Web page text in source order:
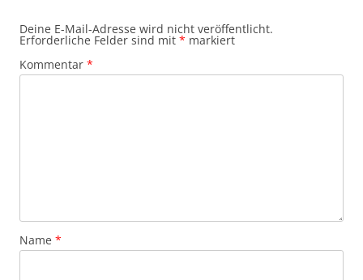
Deine E-Mail-Adresse wird nicht veröffentlicht.
Erforderliche Felder sind mit * markiert
Kommentar *
Name *